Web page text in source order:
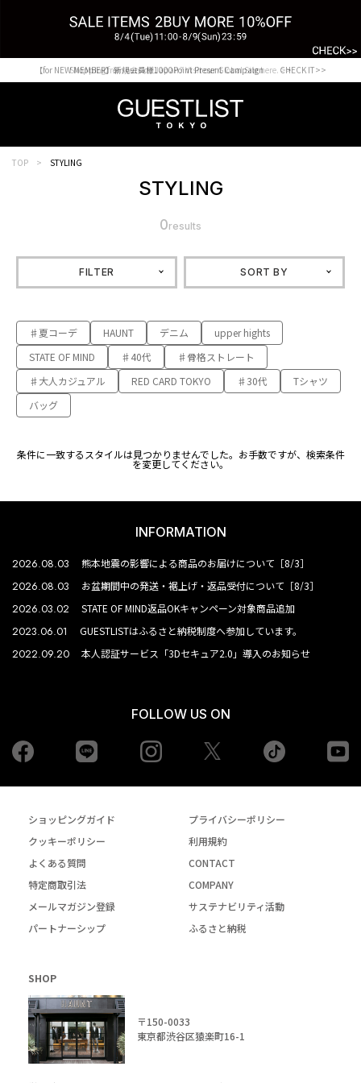
Shopping from outside Japan? Visit our Global Site here. >>
【for NEW MEMBER】新規会員様1000Point Present Campaign CHECK IT>>
TOP STYLING
STYLING
0results
FILTER SORT BY
♯夏コーデ HAUNT デニム
upper hights
STATE OF MIND
♯40代
♯骨格ストレート
♯大人カジュアル
RED CARD TOKYO ♯30代
Tシャツ
バッグ
条件に一致するスタイルは見つかりませんでした。お手数ですが、検索条件
を変更してください。
INFORMATION
2026.08.03 熊本地震の影響による商品のお届けについて［8/3］
2026.08.03 お盆期間中の発送・裾上げ・返品受付について［8/3］
2026.03.02 STATE OF MIND返品OKキャンペーン対象商品追加
2023.06.01 GUESTLISTはふるさと納税制度へ参加しています。
2022.09.20 本人認証サービス「3Dセキュア2.0」導入のお知らせ
FOLLOW US ON
Facebook Instagram tiktok
ショッピングガイド
プライバシーポリシー
クッキーポリシー
利用規約
よくある質問
CONTACT
特定商取引法
COMPANY
メールマガジン登録
サステナビリティ活動
パートナーシップ
ふるさと納税
SHOP
〒150-0033
東京都渋谷区猿楽町16-1